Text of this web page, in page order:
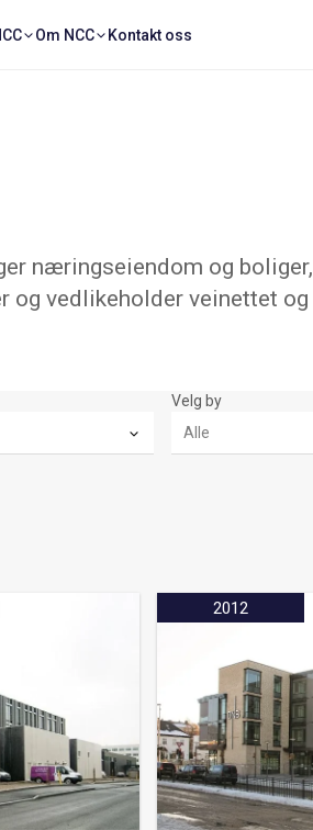
Om NCC Kontakt oss
næringseiendom og boliger,
og vedlikeholder veinettet og
Velg by
2012